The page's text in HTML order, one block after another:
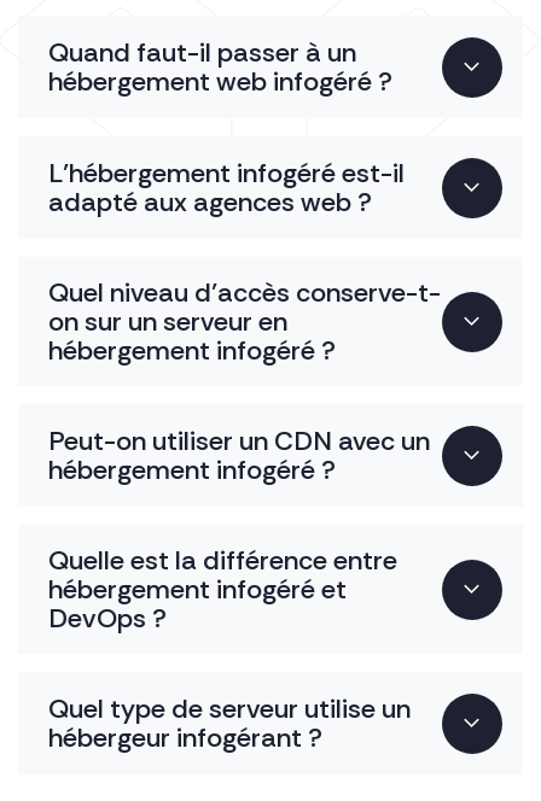
Quand faut-il passer à un
hébergement web infogéré ?
L’hébergement infogéré est-il
adapté aux agences web ?
Quel niveau d’accès conserve-t-
on sur un serveur en
hébergement infogéré ?
Peut-on utiliser un CDN avec un
hébergement infogéré ?
Quelle est la différence entre
hébergement infogéré et
DevOps ?
Quel type de serveur utilise un
hébergeur infogérant ?